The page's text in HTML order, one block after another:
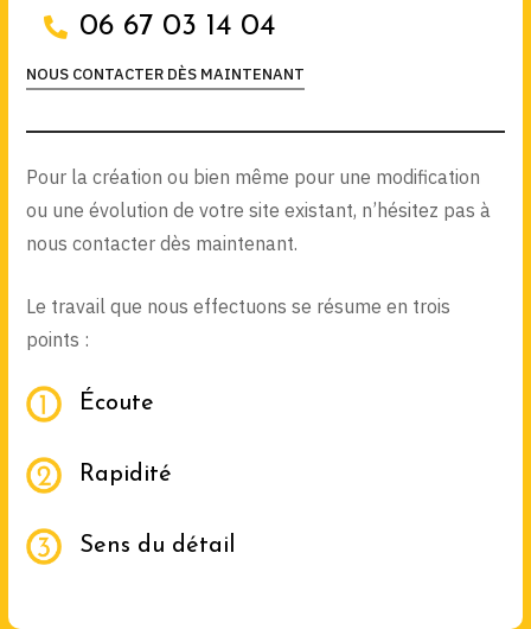
06 67 03 14 04
NOUS CONTACTER DÈS MAINTENANT
Pour la création ou bien même pour une modification
ou une évolution de votre site existant, n’hésitez pas à
nous contacter dès maintenant.
Le travail que nous effectuons se résume en trois
points :
Écoute
Rapidité
Sens du détail